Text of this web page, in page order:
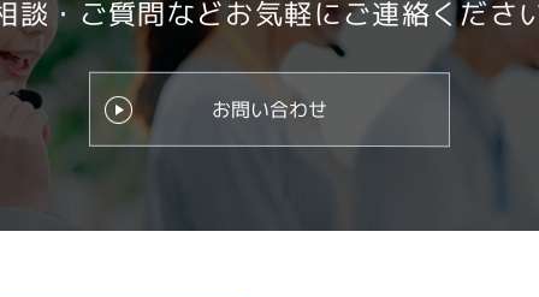
談・ご質問などお気軽にご連絡くださ
お問い合わせ